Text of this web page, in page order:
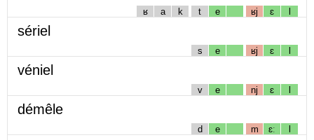
ʁ a k t e ʁj ɛ l
sériel
s e ʁj ɛ l
véniel
v e nj ɛ l
démêle
d e m ɛː l